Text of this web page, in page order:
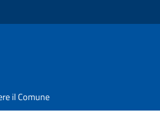
il Comune